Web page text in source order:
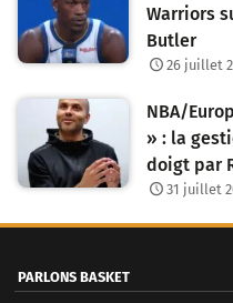
r
c
s
Warriors
Butler
26 juillet
NBA/
» : la
doigt par
31 juillet
PARLONS BASKET